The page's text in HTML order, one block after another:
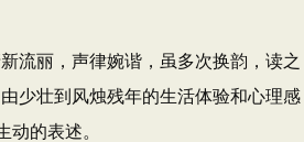
丽，声律婉谐，虽多次换韵，读之
少壮到风烛残年的生活体验和心理感
动的表述。